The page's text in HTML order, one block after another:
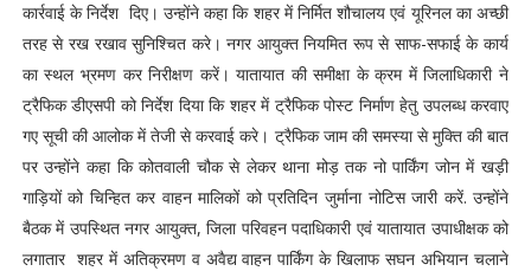
कार्रवाई के निर्देश दिए। उन्होंने कहा कि शहर में निर्मित शौचालय एवं यूरिनल का अच्छी
तरह से रख रखाव सुनिश्चित करे। नगर आयुक्त नियमित रूप से साफ-सफाई के कार्य
का स्थल भ्रमण कर निरीक्षण करें। यातायात की समीक्षा के क्रम में जिलाधिकारी ने
ट्रैफिक डीएसपी को निर्देश दिया कि शहर में ट्रैफिक पोस्ट निर्माण हेतु उपलब्ध करवाए
गए सूची की आलोक में तेजी से करवाई करे। ट्रैफिक जाम की समस्या से मुक्ति की बात
पर उन्होंने कहा कि कोतवाली चौक से लेकर थाना मोड़ तक नो पार्किंग जोन में खड़ी
गाड़ियों को चिन्हित कर वाहन मालिकों को प्रतिदिन जुर्माना नोटिस जारी करें. उन्होंने
बैठक में उपस्थित नगर आयुक्त, जिला परिवहन पदाधिकारी एवं यातायात उपाधीक्षक को
लगातार शहर में अतिक्रमण व अवैद्य वाहन पार्किंग के खिलाफ सघन अभियान चलाने